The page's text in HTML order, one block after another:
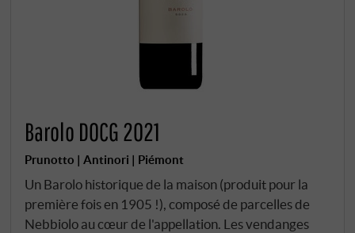
Barolo DOCG 2021
Prunotto | Antinori | Piémont
Un Barolo historique de la maison (produit pour la
première fois en 1905 !), composé de parcelles de
Nebbiolo au cœur de l'appellation. Les vendanges